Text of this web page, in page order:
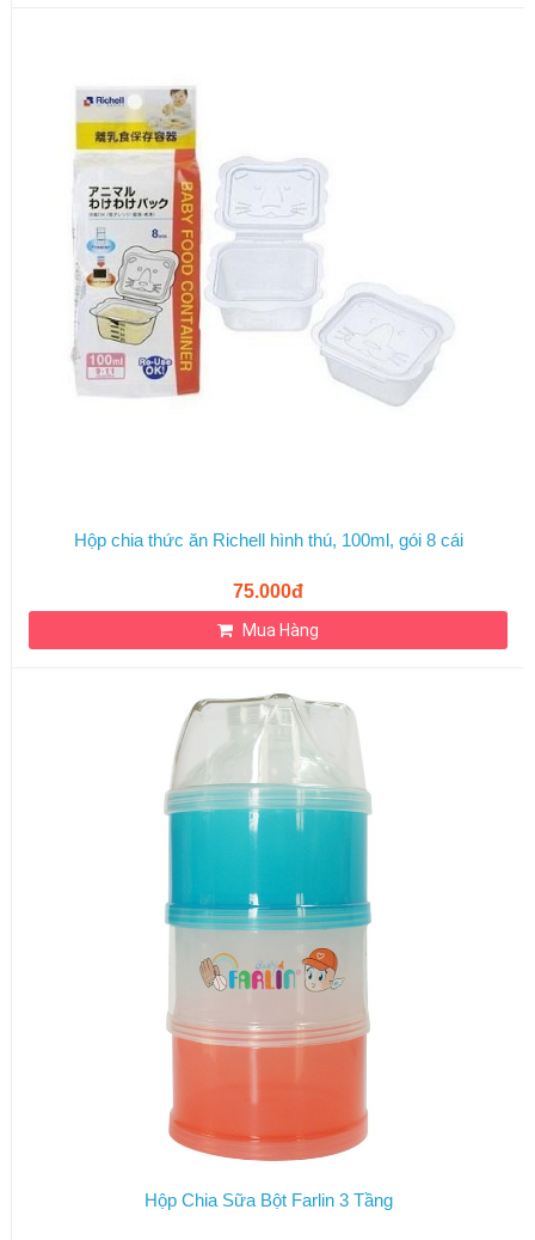
Hộp chia thức ăn Richell hình thú, 100ml, gói 8 cái
75.000đ
Mua Hàng
Hộp Chia Sữa Bột Farlin 3 Tầng